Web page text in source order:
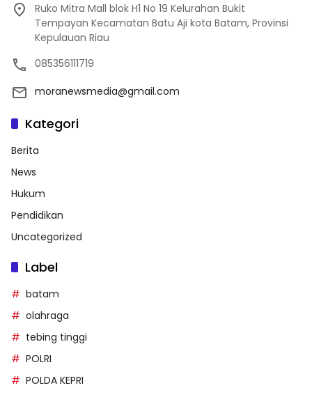
Ruko Mitra Mall blok H1 No 19 Kelurahan Bukit
Tempayan Kecamatan Batu Aji kota Batam, Provinsi
Kepulauan Riau
085356111719
moranewsmedia@gmail.com
Kategori
Berita
News
Hukum
Pendidikan
Uncategorized
Label
batam
olahraga
tebing tinggi
POLRI
POLDA KEPRI